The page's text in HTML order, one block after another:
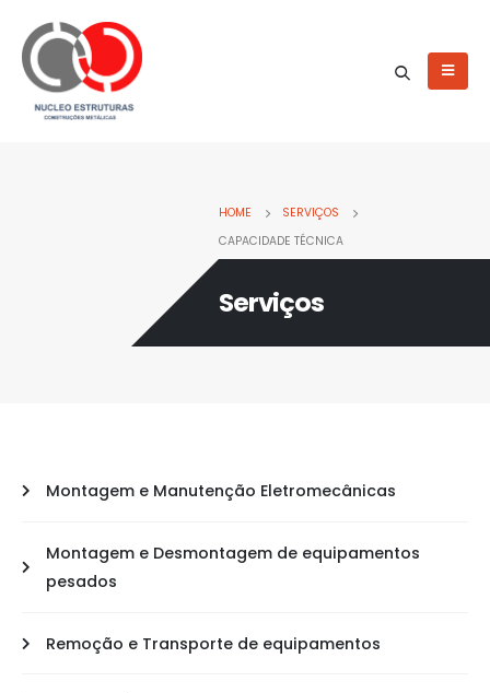
HOME
SERVIÇOS
CAPACIDADE TÉCNICA
Serviços
Montagem e Manutenção Eletromecânicas
Montagem e Desmontagem de equipamentos
pesados
Remoção e Transporte de equipamentos